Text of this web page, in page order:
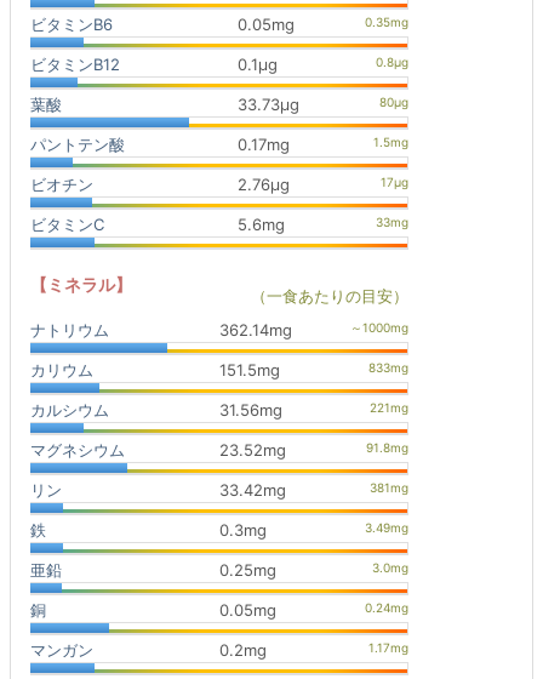
ビタミンB6 0.05mg
ビタミンB12 0.1μg
葉酸 33.73μg
パントテン酸 0.17mg
ビオチン 2.76μg
ビタミンC 5.6mg
【ミネラル】
（一食あたりの目安）
ナトリウム
362.14mg
カリウム 151.5mg
カルシウム 31.56mg
マグネシウム 23.52mg
リン 33.42mg
鉄 0.3mg
亜鉛 0.25mg
銅 0.05mg
マンガン 0.2mg